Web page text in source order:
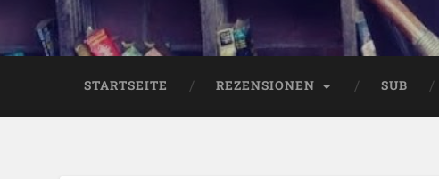
STARTSEITE REZENSIONEN SUB